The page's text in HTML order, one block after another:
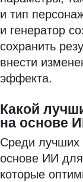
и тип
и генератор
сохранить
внести
эффекта.
Какой
на основе
Среди лучших
основе ИИ
которые